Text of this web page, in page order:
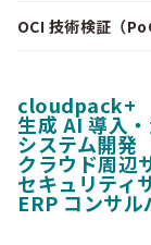
OCI 技術検証（
cloudpack+
生成 AI 導入
システム開発
クラウド周辺
セキュリティ
ERP コンサル